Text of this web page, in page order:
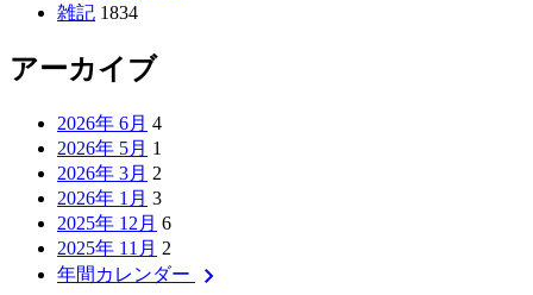
雑記 1834
アーカイブ
2026年 6月 4
2026年 5月 1
2026年 3月 2
2026年 1月 3
2025年 12月 6
2025年 11月 2
年間カレンダー
chevron_right